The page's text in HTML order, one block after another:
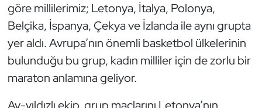
göre millilerimiz; Letonya, İtalya, Polonya,
Belçika, İspanya, Çekya ve İzlanda ile aynı grupta
yer aldı. Avrupa’nın önemli basketbol ülkelerinin
bulunduğu bu grup, kadın milliler için de zorlu bir
maraton anlamına geliyor.
Triatlon
Voleybol
Vücut Geliştirme Fitness